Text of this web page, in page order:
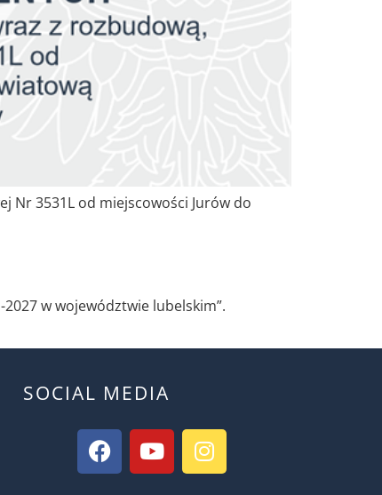
Nr 3531L od miejscowości Jurów do
w województwie lubelskim”.
SOCIAL MEDIA